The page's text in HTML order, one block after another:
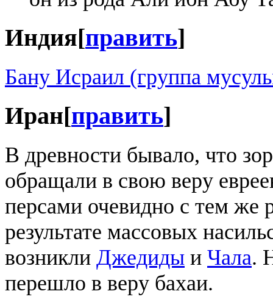
Индия[править]
Бану Исраил (группа
Иран[править]
В древности бывало, что
обращали в свою веру
персами очевидно с тем же
результате массовых
возникли Джедиды и Чала.
перешло в веру бахаи.